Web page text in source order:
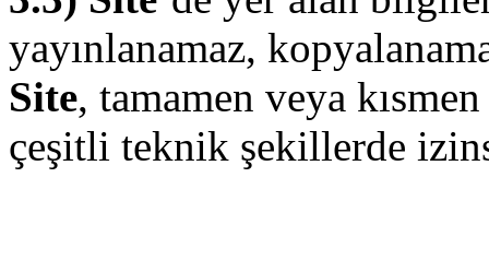
yayınlanamaz,
Site, tamamen veya
çeşitli teknik şekillerde